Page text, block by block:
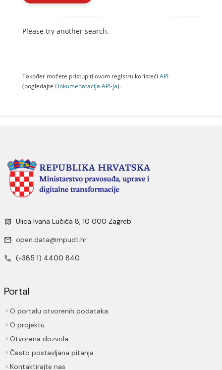
Please try another search.
Također možete pristupiti ovom registru koristeći API
(pogledajte Dokumenаtаcijа API-jа).